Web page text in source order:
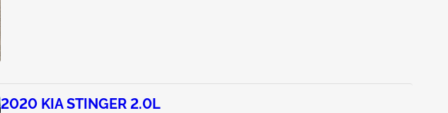
2020 KIA STINGER 2.0L